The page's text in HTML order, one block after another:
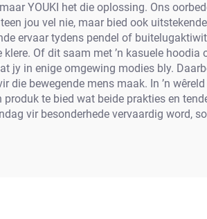
YOUKI het die oplossing. Ons
jou vel nie, maar bied ook
ervaar tydens pendel of
Of dit saam met ’n kasuele
jy in enige omgewing modies bly.
die bewegende mens maak. In ’n
te bied wat beide prakties en
vir besonderhede vervaardig word,